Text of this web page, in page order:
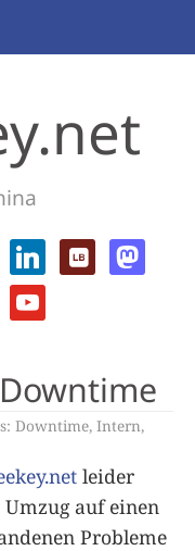
Downtime, Intern,
leider
auf einen
Probleme